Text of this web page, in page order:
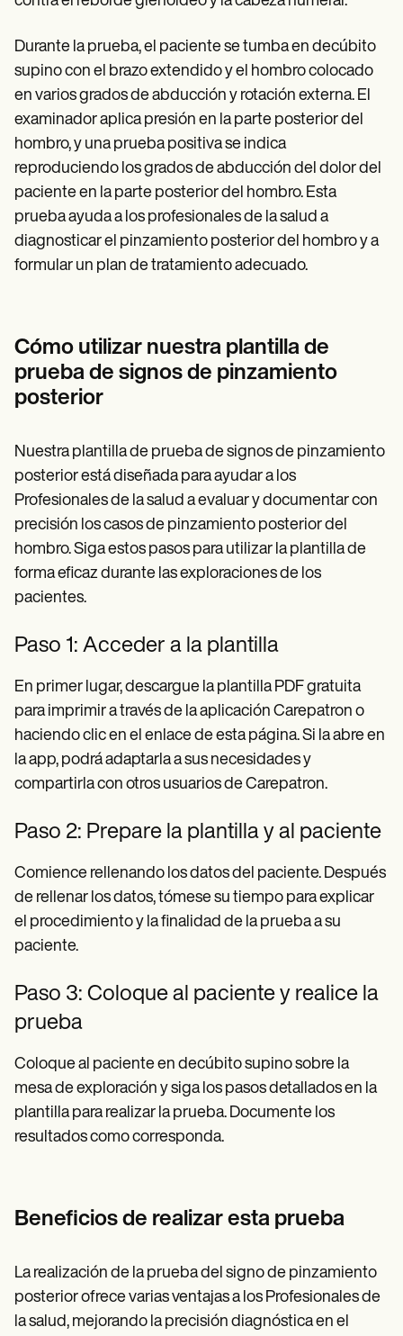
Durante la prueba, el paciente se tumba en decúbito
supino con el brazo extendido y el hombro colocado
en varios grados de abducción y rotación externa. El
examinador aplica presión en la parte posterior del
hombro, y una prueba positiva se indica
reproduciendo los grados de abducción del dolor del
paciente en la parte posterior del hombro. Esta
prueba ayuda a los profesionales de la salud a
diagnosticar el pinzamiento posterior del hombro y a
formular un plan de tratamiento adecuado.
Cómo utilizar nuestra plantilla de
prueba de signos de pinzamiento
posterior
Nuestra plantilla de prueba de signos de pinzamiento
posterior está diseñada para ayudar a los
Profesionales de la salud a evaluar y documentar con
precisión los casos de pinzamiento posterior del
hombro. Siga estos pasos para utilizar la plantilla de
forma eficaz durante las exploraciones de los
pacientes.
Paso 1: Acceder a la plantilla
En primer lugar, descargue la plantilla PDF gratuita
para imprimir a través de la aplicación Carepatron o
haciendo clic en el enlace de esta página. Si la abre en
la app, podrá adaptarla a sus necesidades y
compartirla con otros usuarios de Carepatron.
Paso 2: Prepare la plantilla y al paciente
Comience rellenando los datos del paciente. Después
de rellenar los datos, tómese su tiempo para explicar
el procedimiento y la finalidad de la prueba a su
paciente.
Paso 3: Coloque al paciente y realice la
prueba
Coloque al paciente en decúbito supino sobre la
mesa de exploración y siga los pasos detallados en la
plantilla para realizar la prueba. Documente los
resultados como corresponda.
Beneficios de realizar esta prueba
La realización de la prueba del signo de pinzamiento
posterior ofrece varias ventajas a los Profesionales de
la salud, mejorando la precisión diagnóstica en el